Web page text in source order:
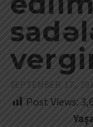
SEPTEMBER 17,
Post Views:
Yaşayış